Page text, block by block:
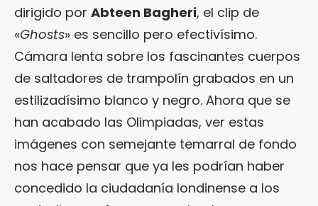
dirigido por Abteen Bagheri, el clip de
«Ghosts» es sencillo pero efectivísimo.
Cámara lenta sobre los fascinantes cuerpos
de saltadores de trampolín grabados en un
estilizadísimo blanco y negro. Ahora que se
han acabado las Olimpiadas, ver estas
imágenes con semejante temarral de fondo
nos hace pensar que ya les podrían haber
concedido la ciudadanía londinense a los